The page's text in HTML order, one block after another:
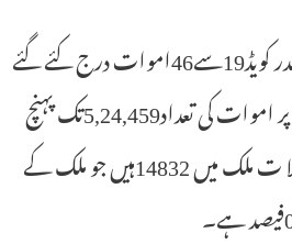
اسی وقت میں ملک کے اندر کویڈ19سے46اموات درج کئے گئے
ہیں جس کے بعد قومی سطح پر اموات کی تعداد5,24,459تک پہنچ
گئی ہے۔مذکورہ فعال معاملا ت ملک میں 14832ہیں جو ملک کے